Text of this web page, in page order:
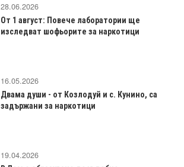
28.06.2026
От 1 август: Повече лаборатории ще
изследват шофьорите за наркотици
16.05.2026
Двама души - от Козлодуй и с. Кунино, са
задържани за наркотици
19.04.2026